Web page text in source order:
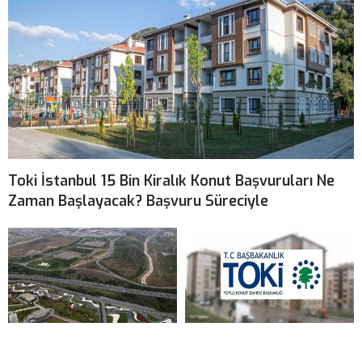
Toki İstanbul 15 Bin Kiralık Konut Başvuruları Ne
Zaman Başlayacak? Başvuru Süreciyle